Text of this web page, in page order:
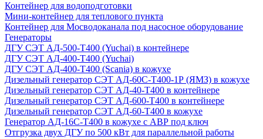
Контейнер для водоподготовки
Мини-контейнер для теплового пункта
Контейнер для Мосводоканала под насосное оборудование
Генераторы
ДГУ СЭТ АД-500-Т400 (Yuchai) в контейнере
ДГУ СЭТ АД-400-Т400 (Yuchai)
ДГУ СЭТ АД-400-Т400 (Scania) в кожухе
Дизельный генератор СЭТ АД-60С-Т400-1Р (ЯМЗ) в кожухе
Дизельный генератор СЭТ АД-40-Т400 в контейнере
Дизельный генератор СЭТ АД-600-Т400 в контейнере
Дизельный генератор СЭТ АД-60-Т400 в кожухе
Генератор АД-16С-Т400 в кожухе с АВР под ключ
Отгрузка двух ДГУ по 500 кВт для параллельной работы